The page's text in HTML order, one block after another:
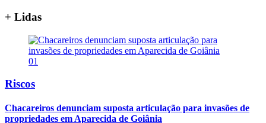
+ Lidas
01
Riscos
Chacareiros denunciam suposta articulação para invasões de
propriedades em Aparecida de Goiânia